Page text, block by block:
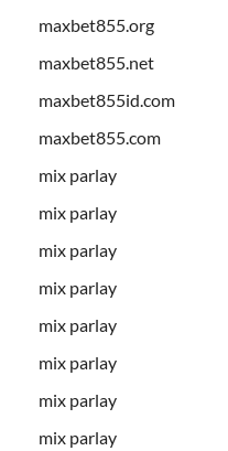
maxbet855.org
maxbet855.net
maxbet855id.com
maxbet855.com
mix parlay
mix parlay
mix parlay
mix parlay
mix parlay
mix parlay
mix parlay
mix parlay